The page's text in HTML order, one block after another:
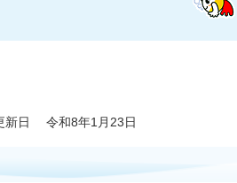
日 令和8年1月23日